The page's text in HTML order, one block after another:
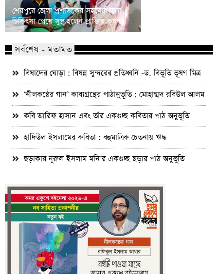
শেরপুরে জেলা প্রশাসকের সহযোগিতায়
চিকিৎসা পেয়ে সুস্থ হলেন প্রান্তিক কৃষক
সর্বশেষ - মতামত
বিষাদের ঘোড়া : বিষন্ন সুন্দরের প্রতিধ্বনি -ড. বিভূতি ভূষণ মিত্র
‘নীলকন্ঠের গান’ কাব্যগ্রন্থের পাঠানুভূতি : মোহাম্মদ রবিউল আলম
কবি আরিফ হাসান এবং তাঁর একগুচ্ছ কবিতার পাঠ অনুভূতি
হাদিউল ইসলামের কবিতা : বহুমাত্রিক চেতনায় ঋদ্ধ
ছড়াকার নূরুল ইসলাম মনি’র একগুচ্ছ ছড়ার পাঠ অনুভূতি